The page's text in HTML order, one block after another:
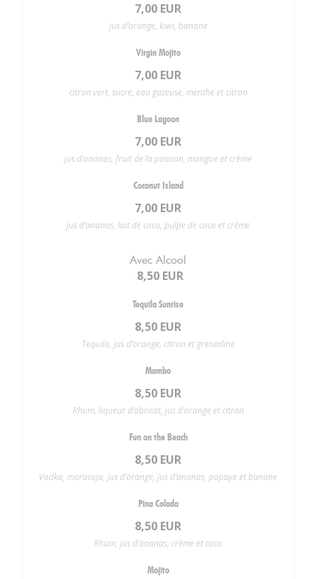
7,00 EUR
jus d’orange, kiwi, banane
Virgin Mojito
7,00 EUR
citron vert, sucre, eau gazeuse, menthe et citron
Blue Lagoon
7,00 EUR
jus d’ananas, fruit de la passion, mangue et crème
Coconut Island
7,00 EUR
jus d’ananas, lait de coco, pulpe de coco et crème
Avec Alcool
8,50 EUR
Tequila Sunrise
8,50 EUR
Tequila, jus d’orange, citron et grenadine
Mambo
8,50 EUR
Rhum, liqueur d’abricot, jus d’orange et citron
Fun on the Beach
8,50 EUR
Vodka, maracuja, jus d’orange, jus d’ananas, papaye et banane
Pina Colada
8,50 EUR
Rhum, jus d’ananas, crème et coco
Mojito